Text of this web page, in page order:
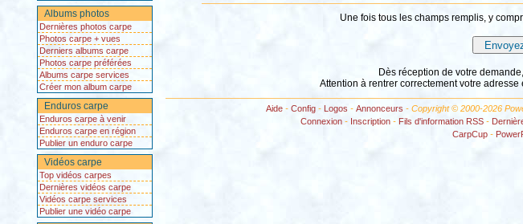
Albums photos
Dernières photos carpe
Photos carpe + vues
Derniers albums carpe
Photos carpe préférées
Albums carpe services
Créer mon album carpe
Enduros carpe
Enduros carpe à venir
Enduros carpe en région
Publier un enduro carpe
Vidéos carpe
Top vidéos carpes
Dernières vidéos carpe
Vidéos carpe services
Publier une vidéo carpe
Une fois tous les champs remplis, y
Dès réception de votre
Attention à rentrer correctement votre
Aide- Config- Logos - Annonceurs - Copyright © 2000-2026
Connexion - Inscription - Fils d'information RSS -
CarpCup-